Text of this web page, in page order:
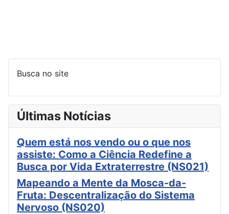
Busca no site
Últimas Notícias
Quem está nos vendo ou o que nos
assiste: Como a Ciência Redefine a
Busca por Vida Extraterrestre (NS021)
Mapeando a Mente da Mosca-da-
Fruta: Descentralização do Sistema
Nervoso (NS020)